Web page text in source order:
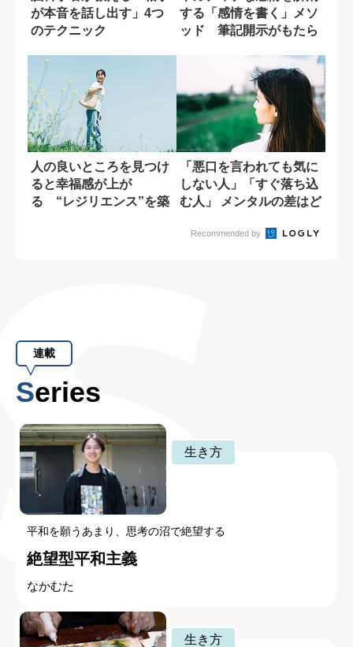
が本音を話し出す」4つ
のテクニック
する「感情を書く」メソ
ッド 筆記開示がもたら
人の良いところを見つけ
ると幸福感が上が
る “レジリエンス”を築
「悪口を言われても気に
しない人」「すぐ落ち込
む人」 メンタルの差はど
Recommended by
連載
Series
生き方
平和を願うあまり、思考の沼で絶望する
絶望型平和主義
なかむた
生き方